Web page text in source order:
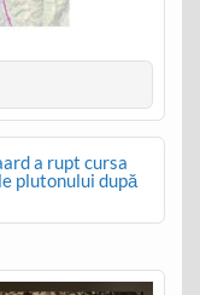
a rupt cursa
plutonului după